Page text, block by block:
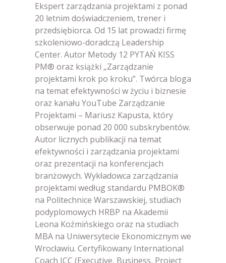
Ekspert zarządzania projektami z ponad
20 letnim doświadczeniem, trener i
przedsiębiorca. Od 15 lat prowadzi firmę
szkoleniowo-doradczą Leadership
Center. Autor Metody 12 PYTAŃ KISS
PM® oraz książki „Zarządzanie
projektami krok po kroku”. Twórca bloga
na temat efektywności w życiu i biznesie
oraz kanału YouTube Zarządzanie
Projektami – Mariusz Kapusta, który
obserwuje ponad 20 000 subskrybentów.
Autor licznych publikacji na temat
efektywności i zarządzania projektami
oraz prezentacji na konferencjach
branżowych. Wykładowca zarządzania
projektami według standardu PMBOK®
na Politechnice Warszawskiej, studiach
podyplomowych HRBP na Akademii
Leona Koźmińskiego oraz na studiach
MBA na Uniwersytecie Ekonomicznym we
Wrocławiu. Certyfikowany International
Coach ICC (Executive, Business, Project